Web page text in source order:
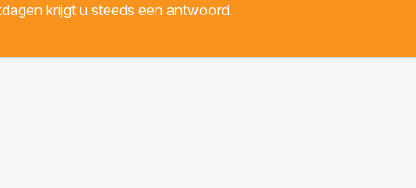
krijgt u steeds een antwoord.